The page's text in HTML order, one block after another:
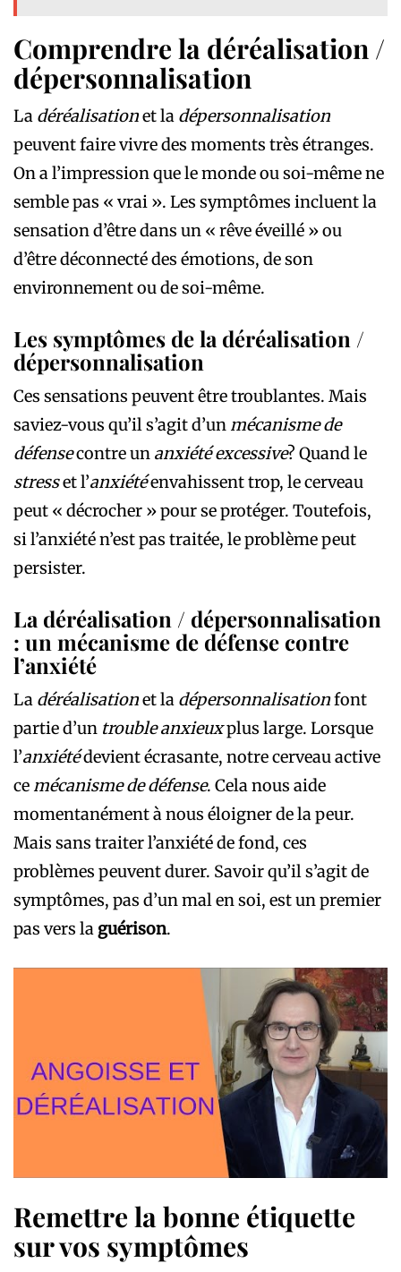
Comprendre la déréalisation /
dépersonnalisation
La déréalisationet la dépersonnalisation
peuvent faire vivre des moments très étranges.
On a l’impression que le monde ou soi-même ne
semble pas « vrai ». Les symptômes incluent la
sensation d’être dans un « rêve éveillé » ou
d’être déconnecté des émotions, de son
environnement ou de soi-même.
Les symptômes de la déréalisation /
dépersonnalisation
Ces sensations peuvent être troublantes. Mais
saviez-vous qu’il s’agit d’un mécanisme de
défensecontre un anxiété excessive? Quand le
stresset l’anxiétéenvahissent trop, le cerveau
peut « décrocher » pour se protéger. Toutefois,
si l’anxiété n’est pas traitée, le problème peut
persister.
La déréalisation / dépersonnalisation
: un mécanisme de défense contre
l’anxiété
La déréalisationet la dépersonnalisationfont
partie d’un trouble anxieuxplus large. Lorsque
l’anxiétédevient écrasante, notre cerveau active
ce mécanisme de défense. Cela nous aide
momentanément à nous éloigner de la peur.
Mais sans traiter l’anxiété de fond, ces
problèmes peuvent durer. Savoir qu’il s’agit de
symptômes, pas d’un mal en soi, est un premier
pas vers la guérison.
Remettre la bonne étiquette
sur vos symptômes